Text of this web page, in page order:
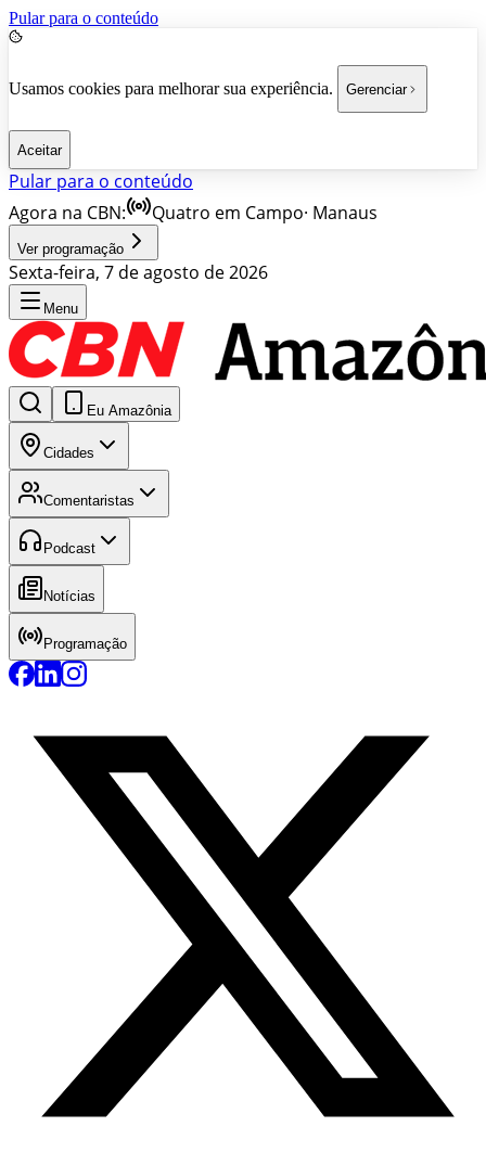
Pular para o conteúdo
Usamos cookies para melhorar sua experiência. Gerenciar
Aceitar
Pular para o conteúdo
Agora na CBN:
Quatro em Campo· Manaus
Ver programação
Sexta-feira, 7 de agosto de 2026
Menu
Eu Amazônia
Cidades
Comentaristas
Podcast
Notícias
Programação